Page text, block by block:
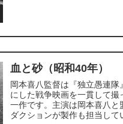
血と砂（昭和40年）
岡本喜八監督は『独立愚連
にした戦争映画を一貫して
一作です。主演は岡本喜八と
ダクションが製作も担当して